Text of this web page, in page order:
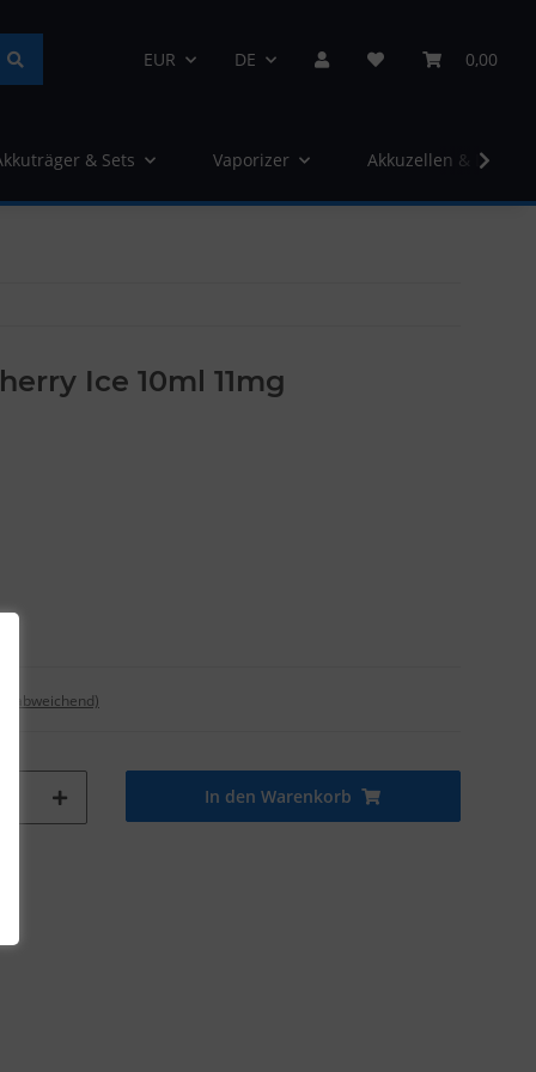
EUR DE 0,00
& Sets Vaporizer Akkuzellen &
Ice 10ml 11mg
abweichend)
In den Warenkorb